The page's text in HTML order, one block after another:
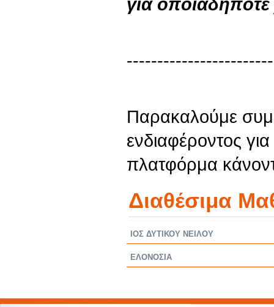
για
Παρακαλούμε
ενδιαφέροντος
πλατφόρμα
Διαθέσιμα
ΙΟΣ ΔΥΤΙΚΟΥ ΝΕΙΛΟΥ
ΕΛΟΝΟΣΙΑ